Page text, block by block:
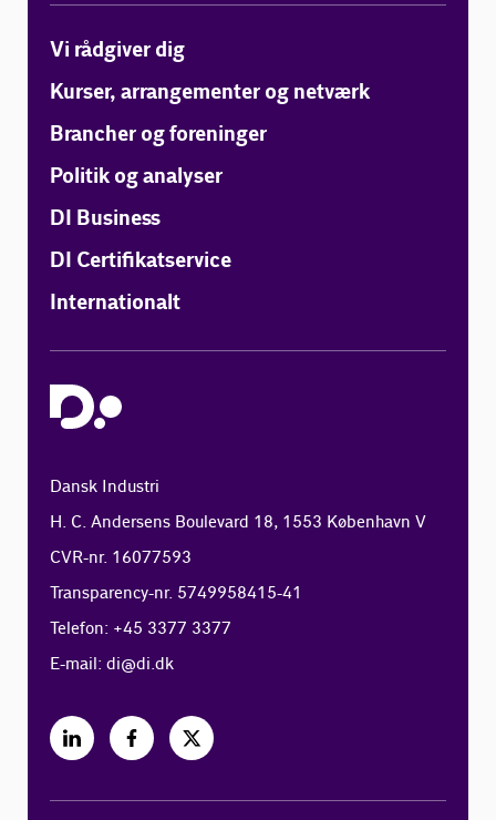
Vi rådgiver dig
Kurser, arrangementer og netværk
Brancher og foreninger
Politik og analyser
DI Business
DI Certifikatservice
Internationalt
Dansk Industri
H. C. Andersens Boulevard 18, 1553 København V
CVR-nr. 16077593
Transparency-nr. 5749958415-41
Telefon: +45 3377 3377
E-mail:di@di.dk